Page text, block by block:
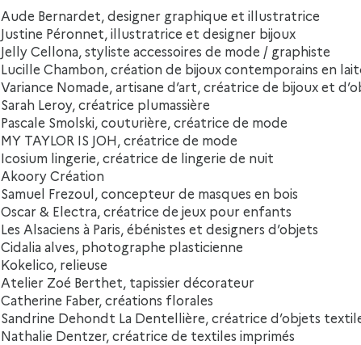
Aude Bernardet, designer graphique et illustratrice
Justine Péronnet, illustratrice et designer bijoux
Jelly Cellona, styliste accessoires de mode / graphiste
Lucille Chambon, création de bijoux contemporains en
Variance Nomade, artisane d’art, créatrice de bijoux et
Sarah Leroy, créatrice plumassière
Pascale Smolski, couturière, créatrice de mode
MY TAYLOR IS JOH, créatrice de mode
Icosium lingerie, créatrice de lingerie de nuit
Akoory Création
Samuel Frezoul, concepteur de masques en bois
Oscar & Electra, créatrice de jeux pour enfants
Les Alsaciens à Paris, ébénistes et designers d’objets
Cidalia alves, photographe plasticienne
Kokelico, relieuse
Atelier Zoé Berthet, tapissier décorateur
Catherine Faber, créations florales
Sandrine Dehondt La Dentellière, créatrice d’objets
Nathalie Dentzer, créatrice de textiles imprimés